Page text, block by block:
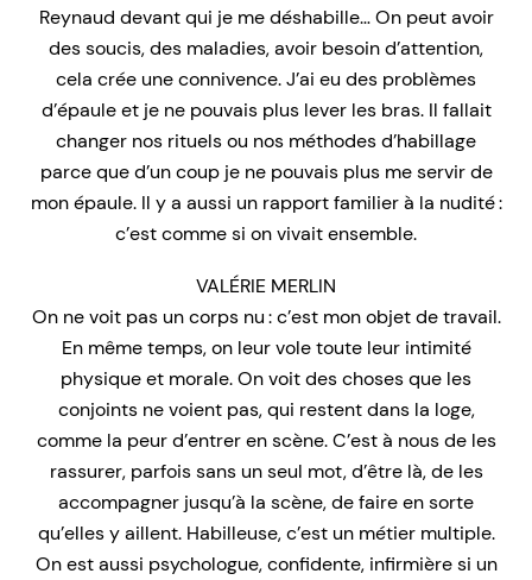
Reynaud devant qui je me déshabille… On peut avoir
des soucis, des maladies, avoir besoin d’attention,
cela crée une connivence. J’ai eu des problèmes
d’épaule et je ne pouvais plus lever les bras. Il fallait
changer nos rituels ou nos méthodes d’habillage
parce que d’un coup je ne pouvais plus me servir de
mon épaule. Il y a aussi un rapport familier à la nudité :
c’est comme si on vivait ensemble.
VALÉRIE MERLIN
On ne voit pas un corps nu : c’est mon objet de travail.
En même temps, on leur vole toute leur intimité
physique et morale. On voit des choses que les
conjoints ne voient pas, qui restent dans la loge,
comme la peur d’entrer en scène. C’est à nous de les
rassurer, parfois sans un seul mot, d’être là, de les
accompagner jusqu’à la scène, de faire en sorte
qu’elles y aillent. Habilleuse, c’est un métier multiple.
On est aussi psychologue, confidente, infirmière si un